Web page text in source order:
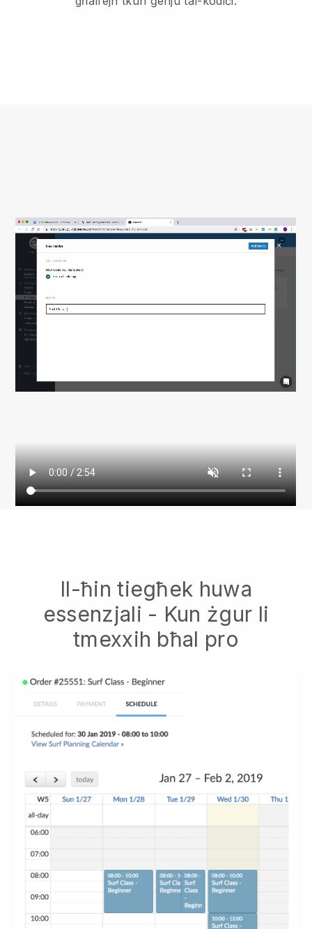
Il-ħin tiegħek huwa
essenzjali - Kun żgur li
tmexxih bħal pro